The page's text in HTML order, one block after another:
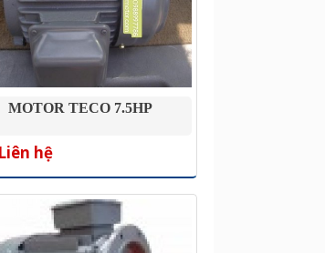
MOTOR TECO 7.5HP
Liên hệ